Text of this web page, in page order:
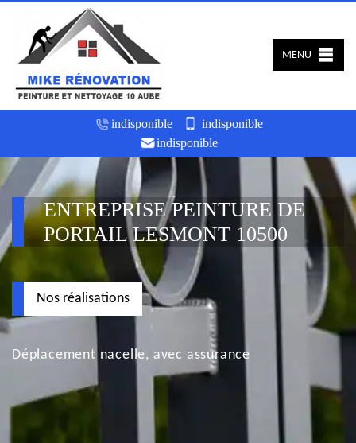
indisponible
indisponible
indisponible
MENU
ENTREPRISE PEINTURE DE
PORTAIL LESMONT 10500
Nos réalisations
Déplacement nacelle, avec assurance